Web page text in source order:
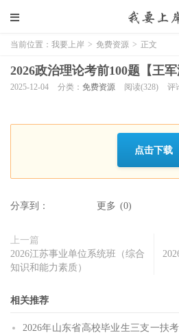
当前位置： 我要上岸 > 免费资源 > 正文
2026政治理论考前100题【王军
2025-12-04 分类： 免费资源 阅读(328) 评
点击下载
分享到： 更多 (0)
上一篇
2026江苏事业单位系统班（综合
知识和能力素质）
相关推荐
2026年山东省高校毕业生三支一扶